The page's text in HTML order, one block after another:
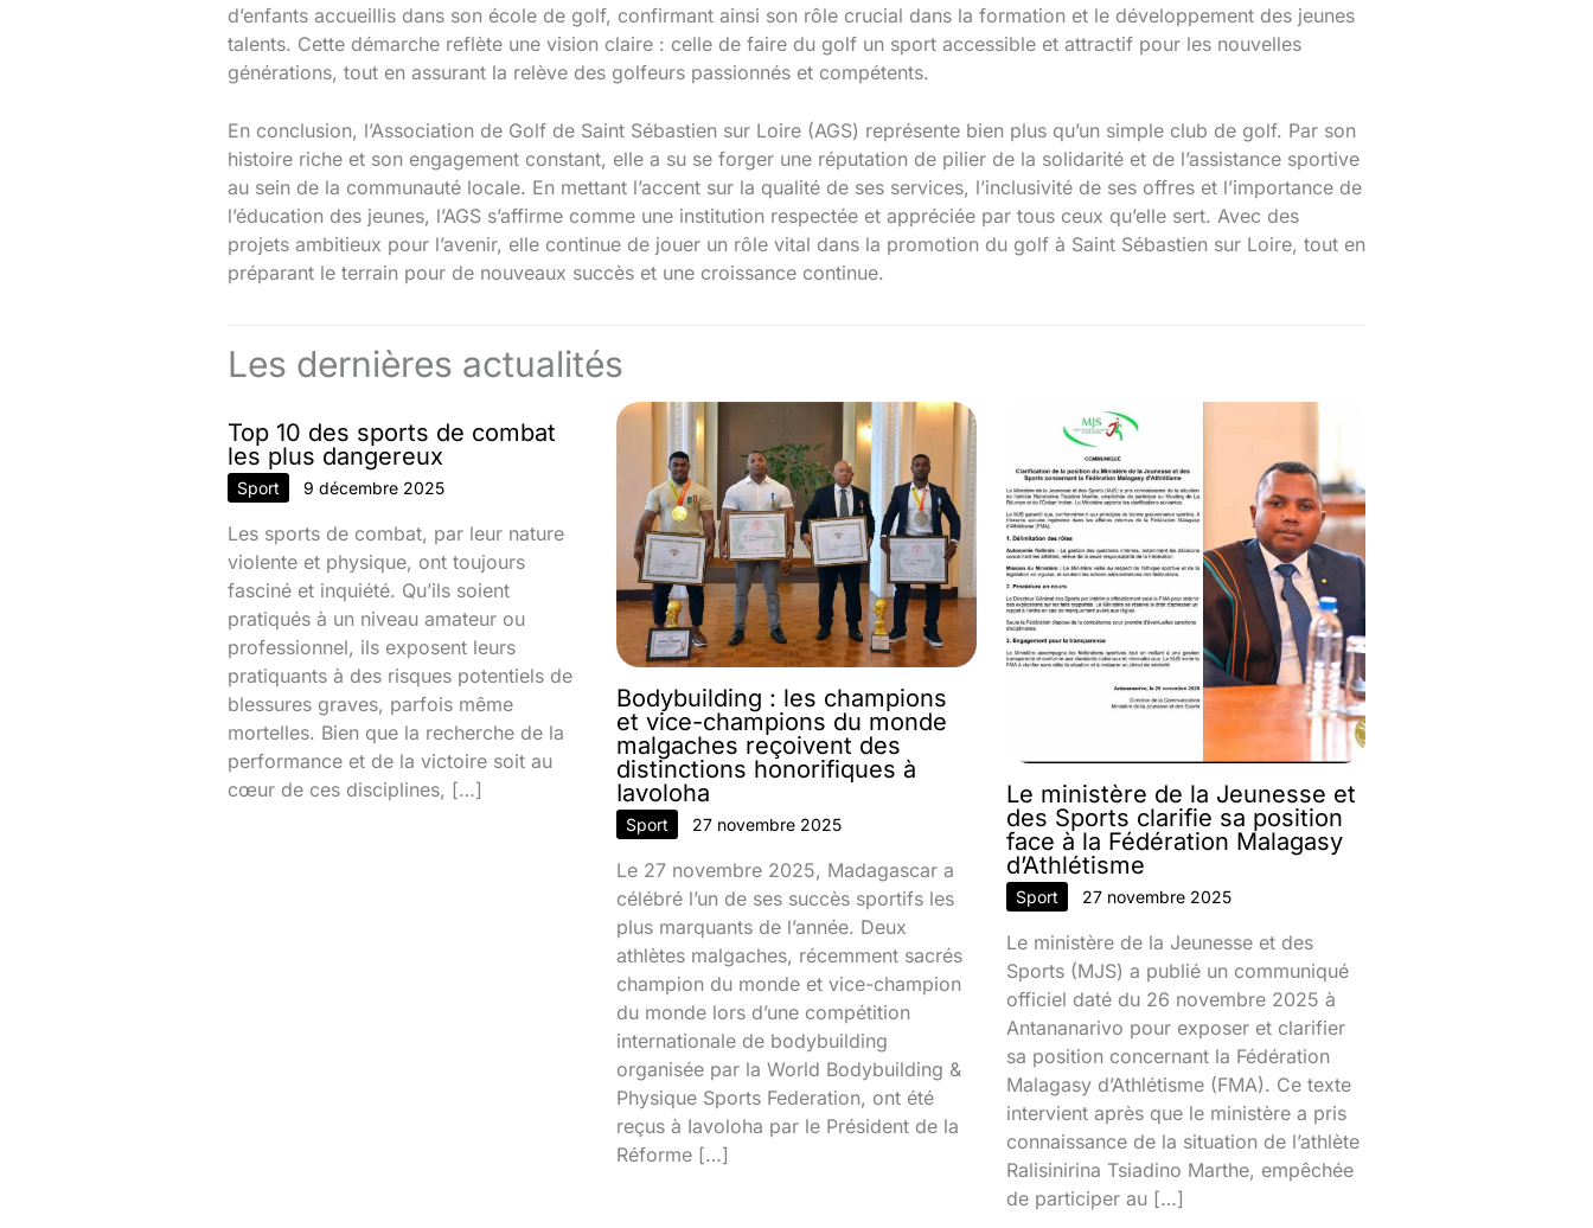
d’enfants accueillis dans son école de golf, confirmant ainsi son rôle crucial dans la formation et le développement des jeunes
talents. Cette démarche reflète une vision claire : celle de faire du golf un sport accessible et attractif pour les nouvelles
générations, tout en assurant la relève des golfeurs passionnés et compétents.
En conclusion, l’Association de Golf de Saint Sébastien sur Loire (AGS) représente bien plus qu’un simple club de golf. Par son
histoire riche et son engagement constant, elle a su se forger une réputation de pilier de la solidarité et de l’assistance sportive
au sein de la communauté locale. En mettant l’accent sur la qualité de ses services, l’inclusivité de ses offres et l’importance de
l’éducation des jeunes, l’AGS s’affirme comme une institution respectée et appréciée par tous ceux qu’elle sert. Avec des
projets ambitieux pour l’avenir, elle continue de jouer un rôle vital dans la promotion du golf à Saint Sébastien sur Loire, tout en
préparant le terrain pour de nouveaux succès et une croissance continue.
Les dernières actualités
Top 10 des sports de combat
les plus dangereux
Sport 9 décembre 2025
Les sports de combat, par leur nature
violente et physique, ont toujours
fasciné et inquiété. Qu’ils soient
pratiqués à un niveau amateur ou
professionnel, ils exposent leurs
pratiquants à des risques potentiels de
blessures graves, parfois même
mortelles. Bien que la recherche de la
performance et de la victoire soit au
cœur de ces disciplines, […]
Bodybuilding : les champions
et vice-champions du monde
malgaches reçoivent des
distinctions honorifiques à
Iavoloha
Sport 27 novembre 2025
Le 27 novembre 2025, Madagascar a
célébré l’un de ses succès sportifs les
plus marquants de l’année. Deux
athlètes malgaches, récemment sacrés
champion du monde et vice-champion
du monde lors d’une compétition
internationale de bodybuilding
organisée par la World Bodybuilding &
Physique Sports Federation, ont été
reçus à Iavoloha par le Président de la
Réforme […]
Le ministère de la Jeunesse et
des Sports clarifie sa position
face à la Fédération Malagasy
d’Athlétisme
Sport 27 novembre 2025
Le ministère de la Jeunesse et des
Sports (MJS) a publié un communiqué
officiel daté du 26 novembre 2025 à
Antananarivo pour exposer et clarifier
sa position concernant la Fédération
Malagasy d’Athlétisme (FMA). Ce texte
intervient après que le ministère a pris
connaissance de la situation de l’athlète
Ralisinirina Tsiadino Marthe, empêchée
de participer au […]